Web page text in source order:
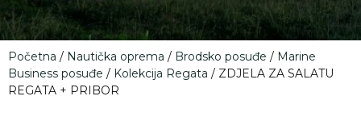
Početna / Nautička oprema / Brodsko posuđe / Marine
Business posuđe / Kolekcija Regata / ZDJELA ZA SALATU
REGATA + PRIBOR